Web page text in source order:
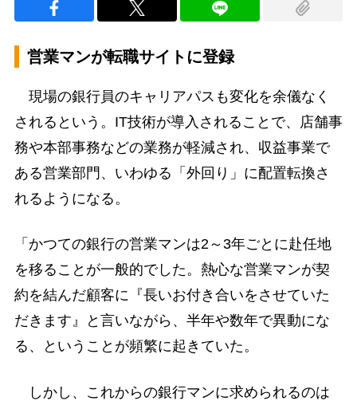
営業マンが転職サイトに登録
現場の銀行員のキャリアパスも変化を余儀なく
されるという。IT技術が導入されることで、店舗事
務や本部事務などの業務が軽減され、収益事業で
ある営業部門、いわゆる「外回り」に配置転換さ
れるようになる。
「かつての銀行の営業マンは2～3年ごとに赴任地
を移ることが一般的でした。熱心な営業マンが契
約を結んだ顧客に『長いお付き合いをさせていた
だきます』と言いながら、半年や数年で異動にな
る、ということが頻繁に起きていた。
しかし、これからの銀行マンに求められるのは